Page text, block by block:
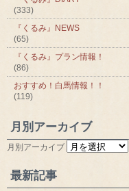
(333)
『くるみ』NEWS
(65)
『くるみ』プラン情報！
(86)
おすすめ！白馬情報！！
(119)
月別アーカイブ
月別アーカイブ
最新記事